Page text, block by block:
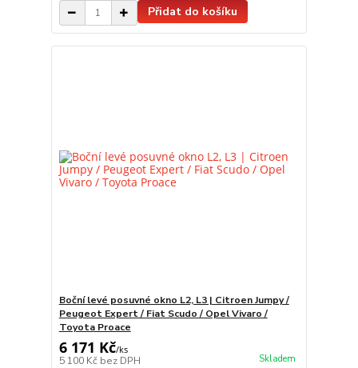
Přidat do košíku
Boční levé posuvné okno L2, L3 | Citroen Jumpy /
Peugeot Expert / Fiat Scudo / Opel Vivaro /
Toyota Proace
6 171 Kč/ks
5 100 Kč bez DPH Skladem